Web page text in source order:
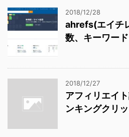
2018/12/28
ahrefs(エイチ
数、キーワー
2018/12/27
アフィリエイ
ンキングクリ